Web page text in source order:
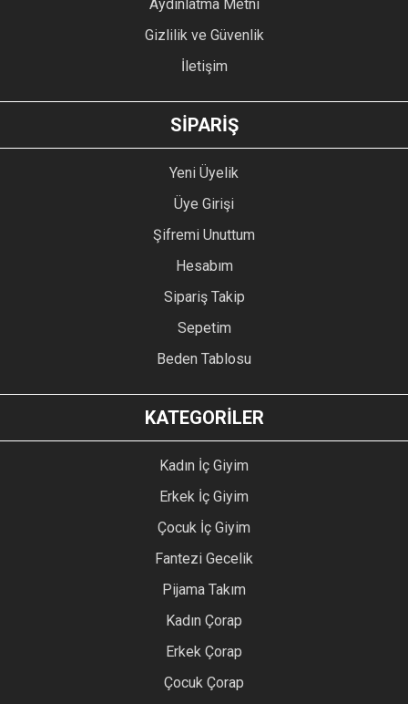
GÖNDER
Aydınlatma Metni
Gizlilik ve Güvenlik
İletişim
SİPARİŞ
Yeni Üyelik
Üye Girişi
Şifremi Unuttum
Hesabım
Sipariş Takip
Sepetim
Beden Tablosu
KATEGORİLER
Kadın İç Giyim
Erkek İç Giyim
Çocuk İç Giyim
Fantezi Gecelik
Pijama Takım
Kadın Çorap
Erkek Çorap
Çocuk Çorap